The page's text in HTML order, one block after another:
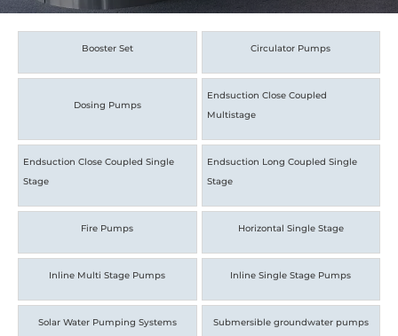
Booster Set Circulator Pumps
Dosing Pumps
Endsuction Close Coupled
Multistage
Endsuction Close Coupled Single
Stage
Endsuction Long Coupled Single
Stage
Fire Pumps Horizontal Single Stage
Inline Multi Stage Pumps Inline Single Stage Pumps
Solar Water Pumping Systems Submersible groundwater pumps